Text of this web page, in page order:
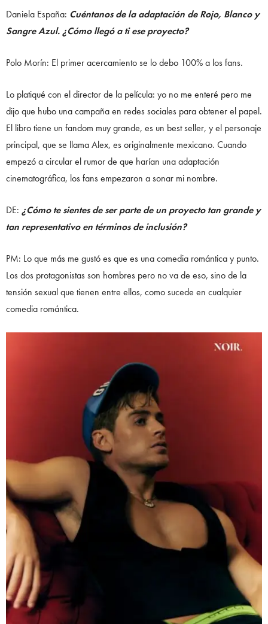
Daniela España: Cuéntanos de la adaptación de Rojo, Blanco y
Sangre Azul. ¿Cómo llegó a ti ese proyecto?
Polo Morín: El primer acercamiento se lo debo 100% a los fans.
Lo platiqué con el director de la película: yo no me enteré pero me
dijo que hubo una campaña en redes sociales para obtener el papel.
El libro tiene un fandom muy grande, es un best seller, y el personaje
principal, que se llama Alex, es originalmente mexicano. Cuando
empezó a circular el rumor de que harían una adaptación
cinematográfica, los fans empezaron a sonar mi nombre.
DE: ¿Cómo te sientes de ser parte de un proyecto tan grande y
tan representativo en términos de inclusión?
PM: Lo que más me gustó es que es una comedia romántica y punto.
Los dos protagonistas son hombres pero no va de eso, sino de la
tensión sexual que tienen entre ellos, como sucede en cualquier
comedia romántica.